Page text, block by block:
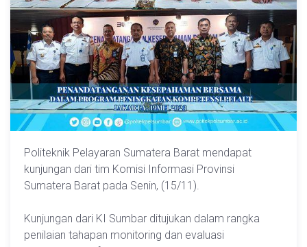
Politeknik Pelayaran Sumatera Barat mendapat
kunjungan dari tim Komisi Informasi Provinsi
Sumatera Barat pada Senin, (15/11).
Kunjungan dari KI Sumbar ditujukan dalam rangka
penilaian tahapan monitoring dan evaluasi